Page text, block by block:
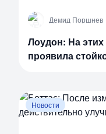
Д Демид Поршнев
Лоудон: На
проявила
Новости